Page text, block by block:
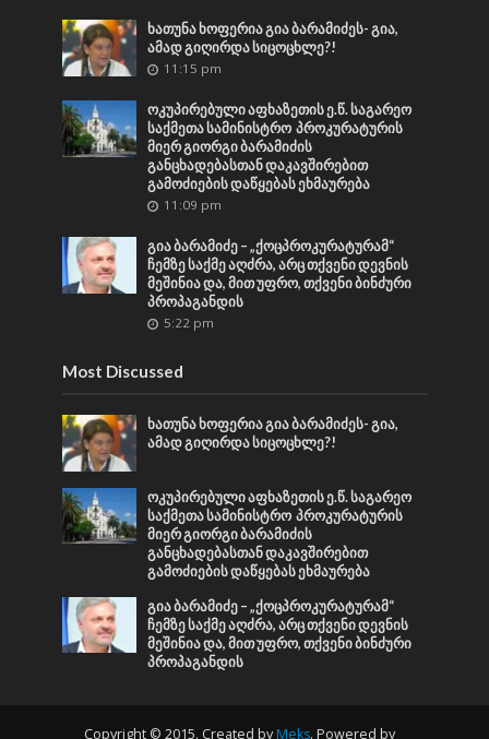
ხათუნა ხოფერია გია ბარამიძეს- გია,
ამად გიღირდა სიცოცხლე?!
11:15 pm
ოკუპირებული აფხაზეთის ე.წ. საგარეო
საქმეთა სამინისტრო პროკურატურის
მიერ გიორგი ბარამიძის
განცხადებასთან დაკავშირებით
გამოძიების დაწყებას ეხმაურება
11:09 pm
გია ბარამიძე – „ქოცპროკურატურამ“
ჩემზე საქმე აღძრა, არც თქვენი დევნის
მეშინია და, მით უფრო, თქვენი ბინძური
პროპაგანდის
5:22 pm
Most Discussed
ხათუნა ხოფერია გია ბარამიძეს- გია,
ამად გიღირდა სიცოცხლე?!
ოკუპირებული აფხაზეთის ე.წ. საგარეო
საქმეთა სამინისტრო პროკურატურის
მიერ გიორგი ბარამიძის
განცხადებასთან დაკავშირებით
გამოძიების დაწყებას ეხმაურება
გია ბარამიძე – „ქოცპროკურატურამ“
ჩემზე საქმე აღძრა, არც თქვენი დევნის
მეშინია და, მით უფრო, თქვენი ბინძური
პროპაგანდის
Copyright © 2015. Created by Meks. Powered by